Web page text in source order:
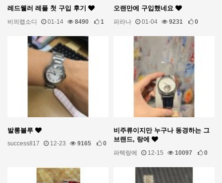
레드웰러 레플 첫 구입 후기
비의랩소디 01-14 8490 1
오랜만에 구입했네요
피라나 01-04 9231 0
발롱블루
success817 12-23 9165 0
비주류이지만 누구나 동경하는 그
브랜드, 랑에
파텍랑에 12-15 10097 0